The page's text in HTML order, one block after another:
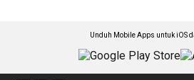
Unduh Mobile Apps untuk iOS